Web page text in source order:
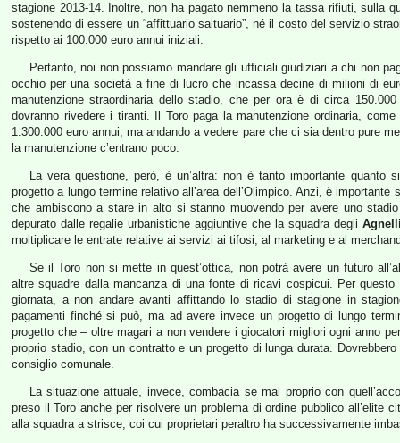
stagione 2013-14. Inoltre, non ha pagato nemmeno la tassa rifiuti, sulla
sostenendo di essere un “affittuario saltuario”, né il costo del servizio
rispetto ai 100.000 euro annui iniziali.
Pertanto, noi non possiamo mandare gli ufficiali giudiziari a chi non
occhio per una società a fine di lucro che incassa decine di milioni di
manutenzione straordinaria dello stadio, che per ora è di circa
dovranno rivedere i tiranti. Il Toro paga la manutenzione ordinaria,
1.300.000 euro annui, ma andando a vedere pare che ci sia dentro pure
la manutenzione c’entrano poco.
La vera questione, però, è un’altra: non è tanto importante
progetto a lungo termine relativo all’area dell’Olimpico. Anzi, è
che ambiscono a stare in alto si stanno muovendo per avere uno
depurato dalle regalie urbanistiche aggiuntive che la squadra degli
moltiplicare le entrate relative ai servizi ai tifosi, al marketing e al
Se il Toro non si mette in quest’ottica, non potrà avere un futuro
altre squadre dalla mancanza di una fonte di ricavi cospicui. Per
giornata, a non andare avanti affittando lo stadio di stagione in
pagamenti finché si può, ma ad avere invece un progetto di lungo
progetto che – oltre magari a non vendere i giocatori migliori ogni anno
proprio stadio, con un contratto e un progetto di lunga durata.
consiglio comunale.
La situazione attuale, invece, combacia se mai proprio con
preso il Toro anche per risolvere un problema di ordine pubblico all’elite
alla squadra a strisce, coi cui proprietari peraltro ha successivamente